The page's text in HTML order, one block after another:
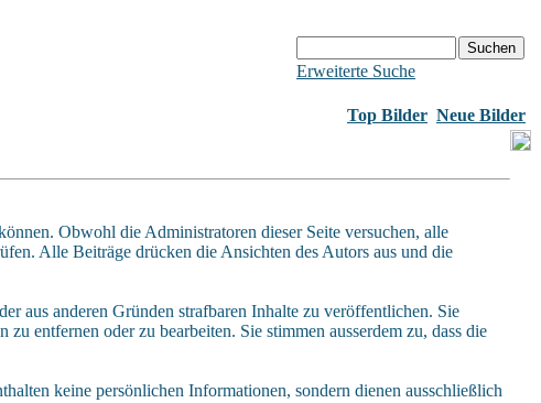
Erweiterte Suche
Top Bilder Neue Bilder
Obwohl die Administratoren dieser Seite versuchen, alle
Alle Beiträge drücken die Ansichten des Autors aus und die
aus anderen Gründen strafbaren Inhalte zu veröffentlichen. Sie
entfernen oder zu bearbeiten. Sie stimmen ausserdem zu, dass die
keine persönlichen Informationen, sondern dienen ausschließlich